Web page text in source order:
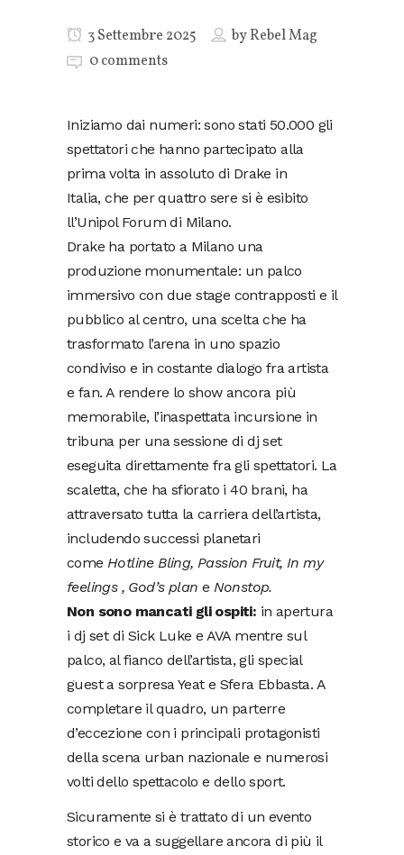
3 Settembre 2025 byRebel Mag
0 comments
Iniziamo dai numeri: sono stati 50.000 gli
spettatori che hanno partecipato alla
prima volta in assoluto di Drake in
Italia, che per quattro sere si è esibito
ll’Unipol Forum di Milano.
Drake ha portato a Milano una
produzione monumentale: un palco
immersivo con due stage contrapposti e il
pubblico al centro, una scelta che ha
trasformato l’arena in uno spazio
condiviso e in costante dialogo fra artista
e fan. A rendere lo show ancora più
memorabile, l’inaspettata incursione in
tribuna per una sessione di dj set
eseguita direttamente fra gli spettatori. La
scaletta, che ha sfiorato i 40 brani, ha
attraversato tutta la carriera dell’artista,
includendo successi planetari
come Hotline Bling, Passion Fruit, In my
feelings , God’s plan e Nonstop.
Non sono mancati gli ospiti: in apertura
i dj set di Sick Luke e AVA mentre sul
palco, al fianco dell’artista, gli special
guest a sorpresa Yeat e Sfera Ebbasta. A
completare il quadro, un parterre
d’eccezione con i principali protagonisti
della scena urban nazionale e numerosi
volti dello spettacolo e dello sport.
Sicuramente si è trattato di un evento
storico e va a suggellare ancora di più il